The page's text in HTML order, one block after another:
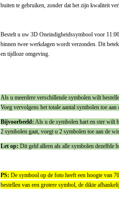
buiten te gebruiken, zonder dat het zijn kwaliteit
Bestelt u uw 3D Oneindigheidssymbool voor
binnen twee werkdagen wordt verzonden. Dit
en tijdloze omgeving.
Als u meerdere verschillende symbolen wilt
Voeg vervolgens het totale aantal symbolen toe
Bijvoorbeeld: Als u de symbolen hart en ster wilt
2 symbolen gaat, voegt u 2 symbolen toe aan de
Let op: Dit geld alleen als alle symbolen dezelfde
PS: De symbool op de foto heeft een hoogte van
bestellen van een grotere symbol, de dikte